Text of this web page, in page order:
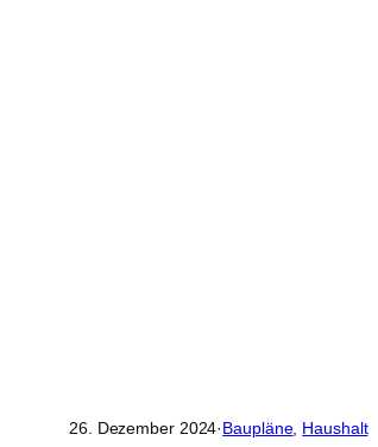
26. Dezember 2024·Baupläne, Haushalt